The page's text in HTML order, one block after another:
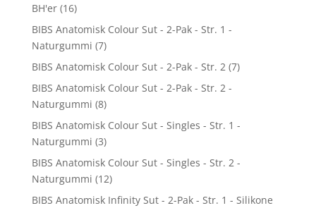
BH'er (16)
BIBS Anatomisk Colour Sut - 2-Pak - Str. 1 -
Naturgummi (7)
BIBS Anatomisk Colour Sut - 2-Pak - Str. 2 (7)
BIBS Anatomisk Colour Sut - 2-Pak - Str. 2 -
Naturgummi (8)
BIBS Anatomisk Colour Sut - Singles - Str. 1 -
Naturgummi (3)
BIBS Anatomisk Colour Sut - Singles - Str. 2 -
Naturgummi (12)
BIBS Anatomisk Infinity Sut - 2-Pak - Str. 1 - Silikone